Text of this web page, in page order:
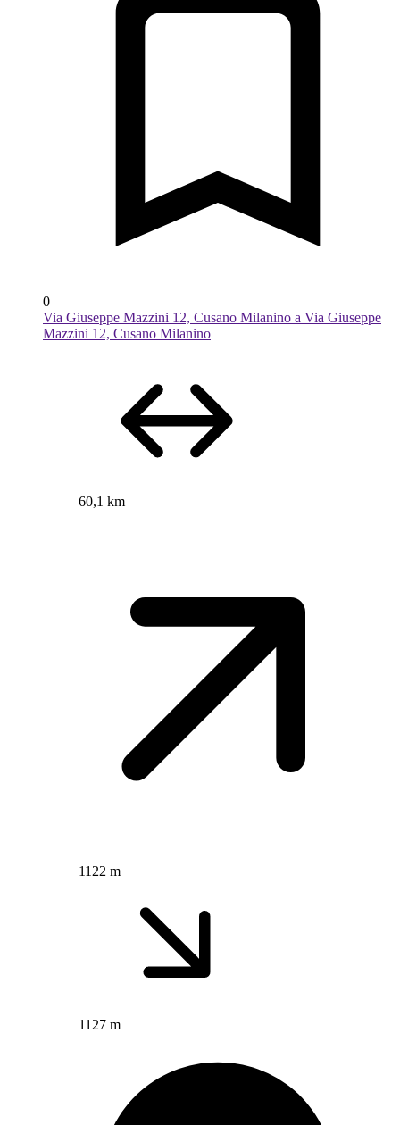
0
Via Giuseppe Mazzini 12, Cusano Milanino a Via Giuseppe
Mazzini 12, Cusano Milanino
60,1 km
1122 m
1127 m